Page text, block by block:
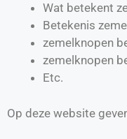
Wat betekent
Betekenis
zemelknopen
zemelknopen
Etc.
Op deze website